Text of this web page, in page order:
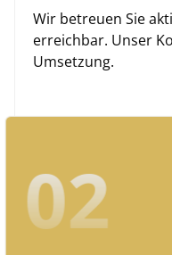
Wir betreuen Sie
erreichbar. Unser
Umsetzung.
02